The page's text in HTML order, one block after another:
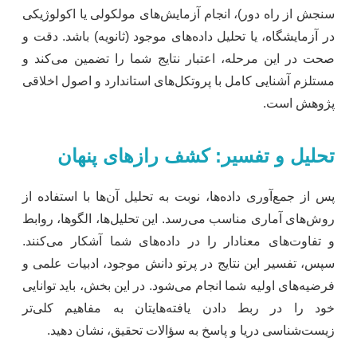
سنجش از راه دور)، انجام آزمایش‌های مولکولی یا اکولوژیکی
در آزمایشگاه، یا تحلیل داده‌های موجود (ثانویه) باشد. دقت و
صحت در این مرحله، اعتبار نتایج شما را تضمین می‌کند و
مستلزم آشنایی کامل با پروتکل‌های استاندارد و اصول اخلاقی
پژوهش است.
تحلیل و تفسیر: کشف رازهای پنهان
پس از جمع‌آوری داده‌ها، نوبت به تحلیل آن‌ها با استفاده از
روش‌های آماری مناسب می‌رسد. این تحلیل‌ها، الگوها، روابط
و تفاوت‌های معنادار را در داده‌های شما آشکار می‌کنند.
سپس، تفسیر این نتایج در پرتو دانش موجود، ادبیات علمی و
فرضیه‌های اولیه شما انجام می‌شود. در این بخش، باید توانایی
خود را در ربط دادن یافته‌هایتان به مفاهیم کلی‌تر
زیست‌شناسی دریا و پاسخ به سؤالات تحقیق، نشان دهید.